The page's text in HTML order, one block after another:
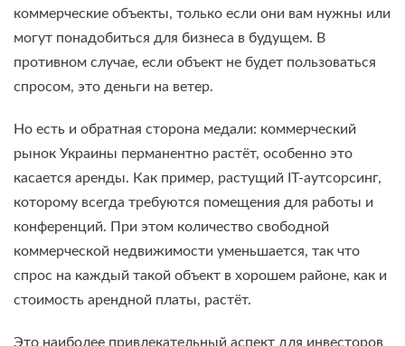
коммерческие объекты, только если они вам нужны или
могут понадобиться для бизнеса в будущем. В
противном случае, если объект не будет пользоваться
спросом, это деньги на ветер.
Но есть и обратная сторона медали: коммерческий
рынок Украины перманентно растёт, особенно это
касается аренды. Как пример, растущий IT-аутсорсинг,
которому всегда требуются помещения для работы и
конференций. При этом количество свободной
коммерческой недвижимости уменьшается, так что
спрос на каждый такой объект в хорошем районе, как и
стоимость арендной платы, растёт.
Это наиболее привлекательный аспект для инвесторов